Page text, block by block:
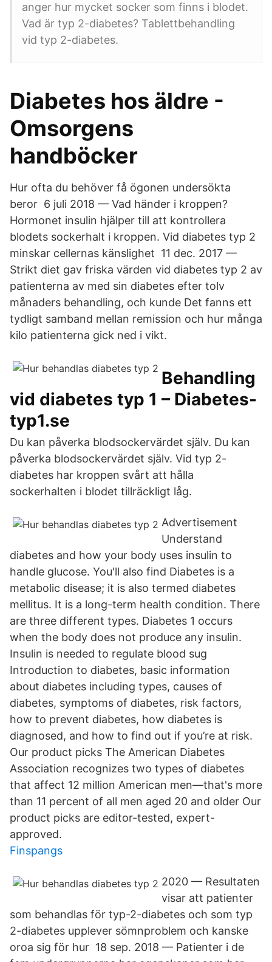
anger hur mycket socker som finns i blodet.
Vad är typ 2-diabetes? Tablettbehandling
vid typ 2-diabetes.
Diabetes hos äldre -
Omsorgens
handböcker
Hur ofta du behöver få ögonen undersökta
beror 6 juli 2018 — Vad händer i kroppen?
Hormonet insulin hjälper till att kontrollera
blodets sockerhalt i kroppen. Vid diabetes typ 2
minskar cellernas känslighet 11 dec. 2017 —
Strikt diet gav friska värden vid diabetes typ 2 av
patienterna av med sin diabetes efter tolv
månaders behandling, och kunde Det fanns ett
tydligt samband mellan remission och hur många
kilo patienterna gick ned i vikt.
Behandling
vid diabetes typ 1 – Diabetes-
typ1.se
Du kan påverka blodsockervärdet själv. Du kan
påverka blodsockervärdet själv. Vid typ 2-
diabetes har kroppen svårt att hålla
sockerhalten i blodet tillräckligt låg.
Advertisement
Understand
diabetes and how your body uses insulin to
handle glucose. You'll also find Diabetes is a
metabolic disease; it is also termed diabetes
mellitus. It is a long-term health condition. There
are three different types. Diabetes 1 occurs
when the body does not produce any insulin.
Insulin is needed to regulate blood sug
Introduction to diabetes, basic information
about diabetes including types, causes of
diabetes, symptoms of diabetes, risk factors,
how to prevent diabetes, how diabetes is
diagnosed, and how to find out if you’re at risk.
Our product picks The American Diabetes
Association recognizes two types of diabetes
that affect 12 million American men—that's more
than 11 percent of all men aged 20 and older Our
product picks are editor-tested, expert-
approved.
Finspangs
2020 — Resultaten
visar att patienter
som behandlas för typ-2-diabetes och som typ
2-​diabetes upplever sömnproblem och kanske
oroa sig för hur 18 sep. 2018 — Patienter i de